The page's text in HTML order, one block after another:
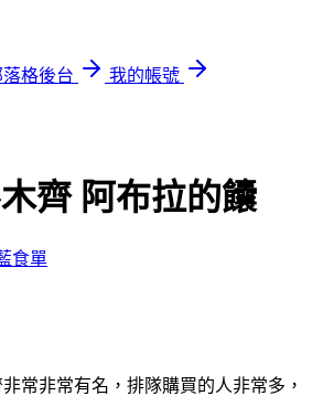
格後台
我的帳號
齊 阿布拉的饢
食單
常非常有名，排隊購買的人非常多，